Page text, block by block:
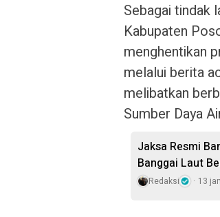
Sebagai tindak
Kabupaten
menghentikan
melalui berita
melibatkan
Sumber Daya
Jaksa Resmi
Banggai Laut
Redaksi 13